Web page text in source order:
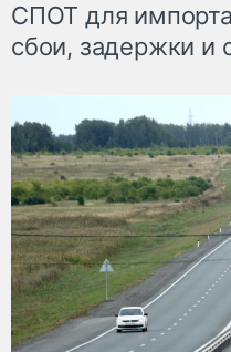
СПОТ для
сбои, задержки и